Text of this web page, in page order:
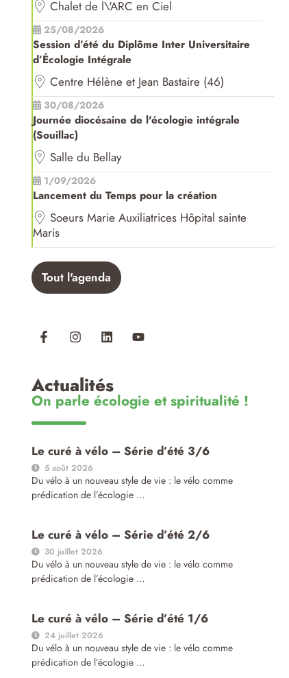
Chalet de l\'ARC en Ciel
25/08/2026
Session d’été du Diplôme Inter Universitaire
d’Écologie Intégrale
Centre Hélène et Jean Bastaire (46)
30/08/2026
Journée diocésaine de l'écologie intégrale
(Souillac)
Salle du Bellay
1/09/2026
Lancement du Temps pour la création
Soeurs Marie Auxiliatrices Hôpital sainte
Maris
Tout l'agenda
Actualités
On parle écologie et spiritualité !
Le curé à vélo – Série d’été 3/6
5 août 2026
Du vélo à un nouveau style de vie : le vélo comme
prédication de l’écologie …
Le curé à vélo – Série d’été 2/6
30 juillet 2026
Du vélo à un nouveau style de vie : le vélo comme
prédication de l’écologie …
Le curé à vélo – Série d’été 1/6
24 juillet 2026
Du vélo à un nouveau style de vie : le vélo comme
prédication de l’écologie …